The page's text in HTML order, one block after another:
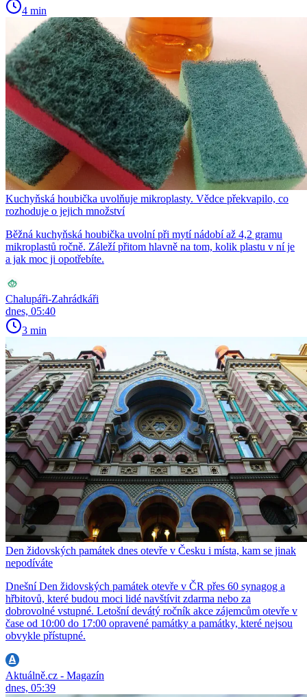
4 min
Kuchyňská houbička uvolňuje mikroplasty. Vědce překvapilo, co
rozhoduje o jejich množství
Běžná kuchyňská houbička uvolní při mytí nádobí až 4,2 gramu
mikroplastů ročně. Záleží přitom hlavně na tom, kolik plastu v ní je
a jak moc ji opotřebíte.
Chalupáři-Zahrádkáři
dnes, 05:40
3 min
Den židovských památek dnes otevře v Česku i místa, kam se jinak
nepodíváte
Dnešní Den židovských památek otevře v ČR přes 60 synagog a
hřbitovů, které budou moci lidé navštívit zdarma nebo za
dobrovolné vstupné. Letošní devátý ročník akce zájemcům otevře v
čase od 10:00 do 17:00 opravené památky a památky, které nejsou
obvykle přístupné.
Aktuálně.cz - Magazín
dnes, 05:39